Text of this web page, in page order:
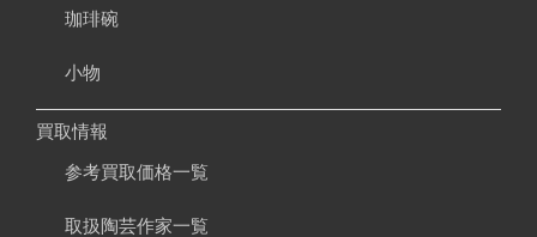
珈琲碗
小物
買取情報
参考買取価格一覧
取扱陶芸作家一覧